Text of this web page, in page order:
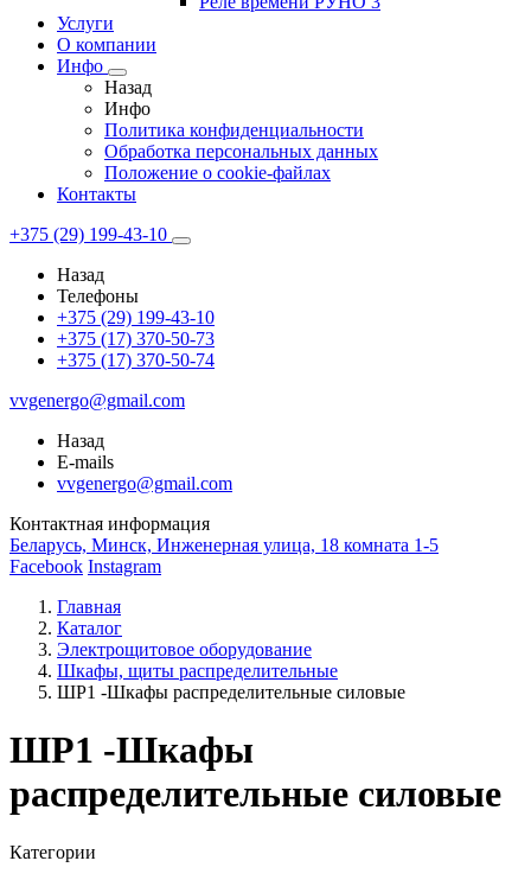
Услуги
О компании
Инфо
Назад
Инфо
Политика конфиденциальности
Обработка персональных данных
Положение о cookie-файлах
Контакты
+375 (29) 199-43-10
Назад
Телефоны
+375 (29) 199-43-10
+375 (17) 370-50-73
+375 (17) 370-50-74
vvgenergo@gmail.com
Назад
E-mails
vvgenergo@gmail.com
Контактная информация
Беларусь, Минск, Инженерная улица, 18 комната 1-5
Facebook Instagram
Главная
Каталог
Электрощитовое оборудование
Шкафы, щиты распределительные
ШР1 -Шкафы распределительные силовые
ШР1 -Шкафы
распределительные силовые
Категории